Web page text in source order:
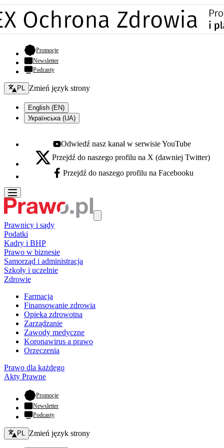
Promocje- otwiera się w nowej karcie
Newsletter
Podcasty
Zmień język - bieżący:
PL Zmień język strony
English (EN)
Українська (UA)
Youtube - otwiera się w nowej karcie
Odwiedź nasz kanał w serwisie YouTube
X - otwiera się w nowej karcie
Przejdź do naszego profilu na X (dawniej Twitter)
Facebook - otwiera się w nowej karcie
Przejdź do naszego profilu na Facebooku
Prawnicy i sądy
Podatki
Kadry i BHP
Prawo w biznesie
Samorząd i administracja
Szkoły i uczelnie
Zdrowie
Farmacja
Finansowanie zdrowia
Opieka zdrowotna
Zarządzanie
Zawody medyczne
Koronawirus a prawo
Orzeczenia
Prawo dla każdego
Akty Prawne
Promocje- otwiera się w nowej karcie
Newsletter
Podcasty
Zmień język - bieżący:
PL Zmień język strony